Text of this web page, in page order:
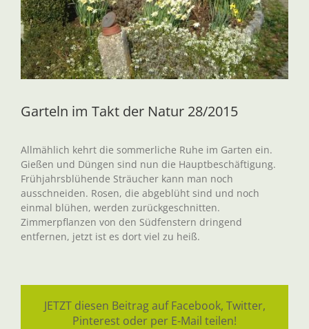
Garteln im Takt der Natur 28/2015
Allmählich kehrt die sommerliche Ruhe im Garten ein.
Gießen und Düngen sind nun die Hauptbeschäftigung.
Frühjahrsblühende Sträucher kann man noch
ausschneiden. Rosen, die abgeblüht sind und noch
einmal blühen, werden zurückgeschnitten.
Zimmerpflanzen von den Südfenstern dringend
entfernen, jetzt ist es dort viel zu heiß.
JETZT diesen Beitrag auf Facebook, Twitter,
Pinterest oder per E-Mail teilen!